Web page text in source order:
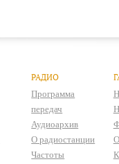
РАДИО
Программа
передач
Аудиоархив
О радиостанции
Частоты